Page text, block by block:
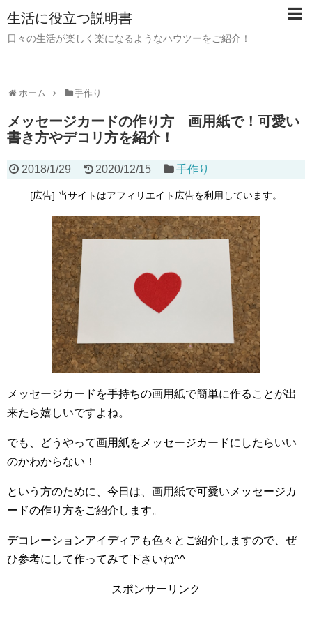
生活に役立つ説明書
日々の生活が楽しく楽になるようなハウツーをご紹介！
ホーム 手作り
メッセージカードの作り方 画用紙で！可愛い
書き方やデコリ方を紹介！
2018/1/29 2020/12/15 手作り
[広告] 当サイトはアフィリエイト広告を利用しています。
メッセージカードを手持ちの画用紙で簡単に作ることが出
来たら嬉しいですよね。
でも、どうやって画用紙をメッセージカードにしたらいい
のかわからない！
という方のために、今日は、画用紙で可愛いメッセージカ
ードの作り方をご紹介します。
デコレーションアイディアも色々とご紹介しますので、ぜ
ひ参考にして作ってみて下さいね^^
スポンサーリンク